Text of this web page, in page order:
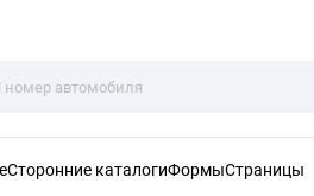
Сторонние каталогиФормыСтраницы